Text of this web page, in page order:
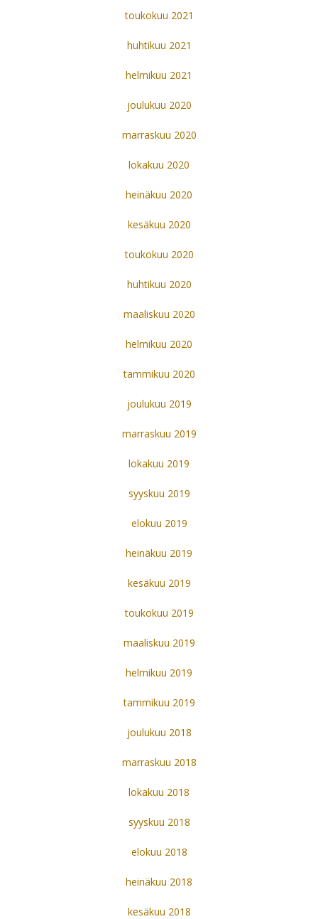
toukokuu 2021
huhtikuu 2021
helmikuu 2021
joulukuu 2020
marraskuu 2020
lokakuu 2020
heinäkuu 2020
kesäkuu 2020
toukokuu 2020
huhtikuu 2020
maaliskuu 2020
helmikuu 2020
tammikuu 2020
joulukuu 2019
marraskuu 2019
lokakuu 2019
syyskuu 2019
elokuu 2019
heinäkuu 2019
kesäkuu 2019
toukokuu 2019
maaliskuu 2019
helmikuu 2019
tammikuu 2019
joulukuu 2018
marraskuu 2018
lokakuu 2018
syyskuu 2018
elokuu 2018
heinäkuu 2018
kesäkuu 2018